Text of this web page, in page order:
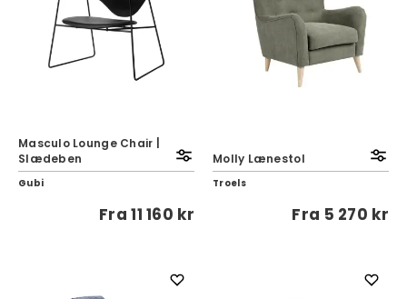
Masculo Lounge Chair |
Slædeben
Gubi
Fra11 160 kr
Molly Lænestol
Troels
Fra 5 270 kr